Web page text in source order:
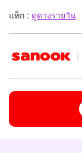
แท็ก : ดูดวงรายวัน